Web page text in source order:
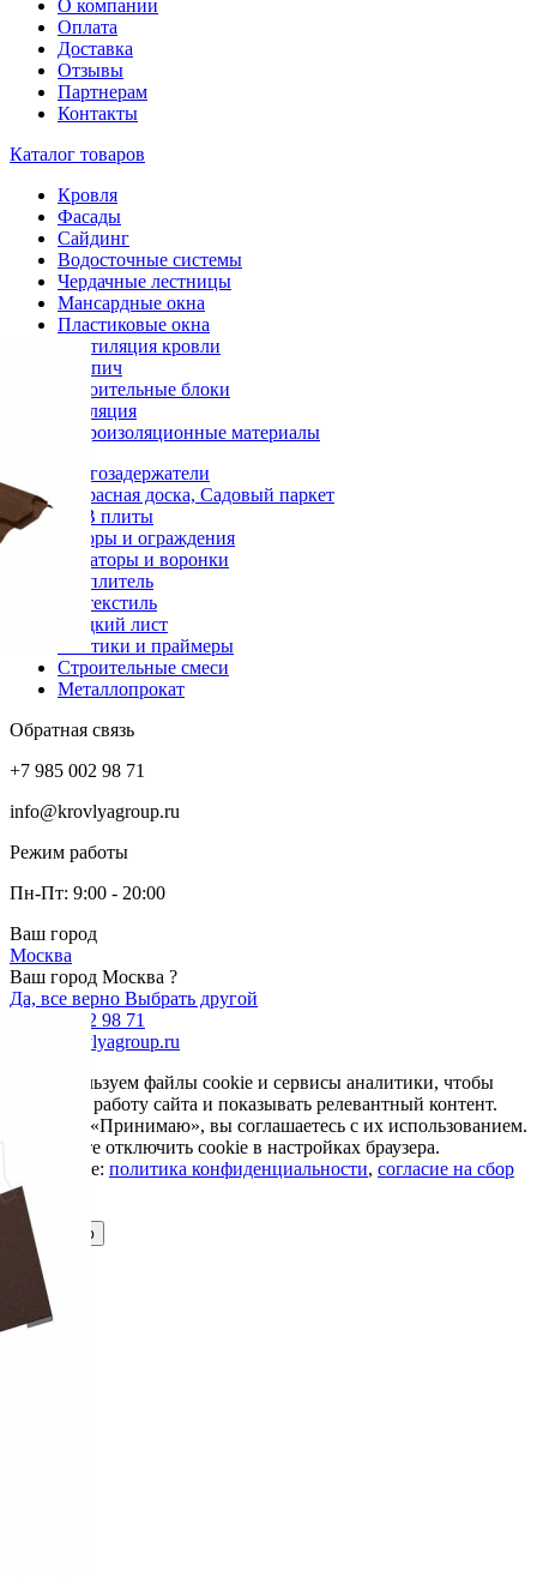
О компании
Оплата
Доставка
Отзывы
Партнерам
Контакты
Каталог товаров
Кровля
Фасады
Сайдинг
Водосточные системы
Чердачные лестницы
Мансардные окна
Пластиковые окна
Вентиляция кровли
Кирпич
Строительные блоки
Изоляция
Гидроизоляционные материалы
Снегозадержатели
Террасная доска, Садовый паркет
OSB плиты
Заборы и ограждения
Аэраторы и воронки
Утеплитель
Геотекстиль
Гладкий лист
Мастики и праймеры
Строительные смеси
Металлопрокат
Обратная связь
+7 985 002 98 71
info@krovlyagroup.ru
Режим работы
Пн-Пт: 9:00 - 20:00
Ваш город
Москва
Ваш город Москва ?
Да, все верно Выбрать другой
+7 985 002 98 71
info@krovlyagroup.ru
Мы используем файлы cookie и сервисы аналитики, чтобы
улучшить работу сайта и показывать релевантный контент.
Нажимая «Принимаю», вы соглашаетесь с их использованием.
Вы можете отключить cookie в настройках браузера.
Подробнее: политика конфиденциальности, согласие на сбор
cookie
Принимаю